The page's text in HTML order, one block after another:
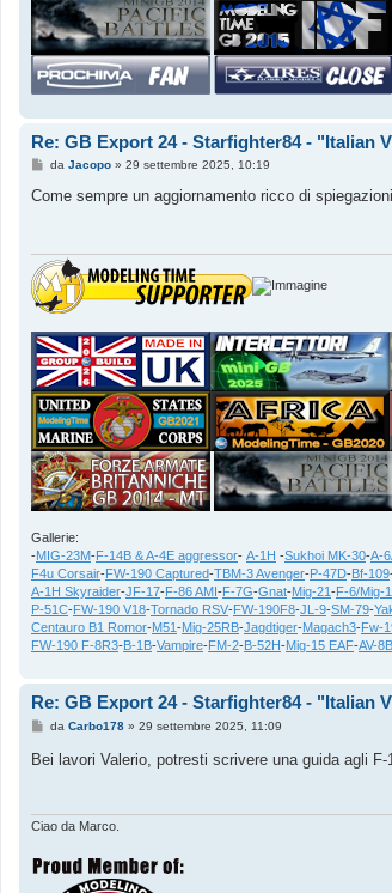
Re: GB Export 24 - Starfighter84 - "Italian
M
s
i
o
da Jacopo» 29 settembre 2025, 10:19
Come sempre un aggiornamento ricco di
Gallerie:
-MIG-23M-F-14B & A-4E aggressor- A-1H -Sukhoi MK-30-A-
F4u Corsair-FW-190 Captured-TBM-3 Avenger-P-47D-Bf-109
A-1H Skyraider-JF-17-F-86 AMI-F-7G-Gnat-Mig-21-F-6/Mig-
P-51C-FW-190 V18-Tornado RSV-FW-190F8-JL-9-SM-79-
Centauro B1 Romor-M51-Mig-25RB-Jagdtiger-Magach3-Fw-
FW-190 F-8R3-B-1B-Vampire-FM-2-B-52H-Mig-15 EAF-AV-
Re: GB Export 24 - Starfighter84 - "Italian
M
s
s
i
da Carbo178» 29 settembre 2025, 11:09
Bei lavori Valerio, potresti scrivere una guida agli
Ciao da Marco.